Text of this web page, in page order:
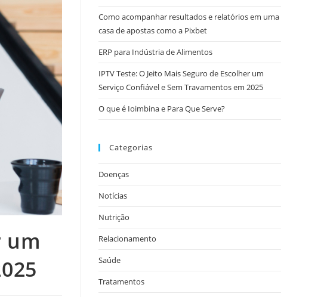
um
Como acompanhar resultados e relatórios em uma
casa de apostas como a Pixbet
ERP para Indústria de Alimentos
IPTV Teste: O Jeito Mais Seguro de Escolher um
Serviço Confiável e Sem Travamentos em 2025
O que é Ioimbina e Para Que Serve?
Categorias
Doenças
Notícias
Nutrição
Relacionamento
Saúde
Tratamentos